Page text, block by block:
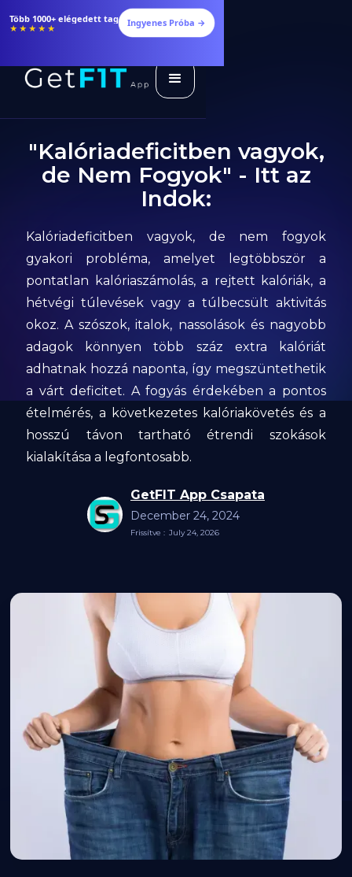
Több 1000+ elégedett tag
★★★★★ Ingyenes Próba →
"Kalóriadeficitben vagyok,
de Nem Fogyok" - Itt az
Indok:
Kalóriadeficitben vagyok, de nem fogyok
gyakori probléma, amelyet legtöbbször a
pontatlan kalóriaszámolás, a rejtett kalóriák, a
hétvégi túlevések vagy a túlbecsült aktivitás
okoz. A szószok, italok, nassolások és nagyobb
adagok könnyen több száz extra kalóriát
adhatnak hozzá naponta, így megszüntethetik
a várt deficitet. A fogyás érdekében a pontos
ételmérés, a következetes kalóriakövetés és a
hosszú távon tartható étrendi szokások
kialakítása a legfontosabb.
GetFIT App Csapata
December 24, 2024
Frissítve : July 24, 2026